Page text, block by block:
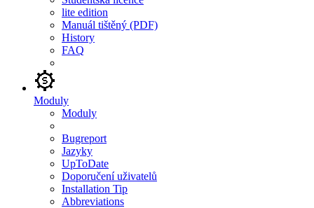
lite edition
Manuál tištěný (PDF)
History
FAQ
Moduly
Moduly
Bugreport
Jazyky
UpToDate
Doporučení uživatelů
Installation Tip
Abbreviations